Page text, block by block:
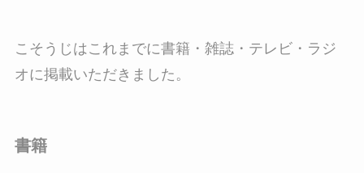
こそうじはこれまでに書籍・雑誌・テレビ・ラジ
オに掲載いただきました。
書籍